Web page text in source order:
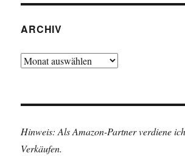
ARCHIV
Archiv
Hinweis: Als Amazon-Partner verdiene
Verkäufen.